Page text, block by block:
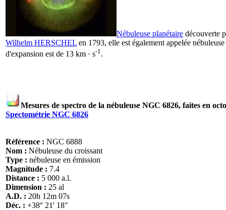
Nébuleuse planétaire découverte
Wilhelm HERSCHEL en 1793, elle est également appelée
d'expansion est de 13 km · s-1 .
Mesures de spectro de la nébuleuse NGC 6826, faites en
Spectométrie NGC 6826
Référence : NGC 6888
Nom : Nébuleuse du croissant
Type : nébuleuse en émission
Magnitude : 7.4
Distance : 5 000 a.l.
Dimension : 25 al
A.D. : 20h 12m 07s
Déc. : +38° 21' 18"